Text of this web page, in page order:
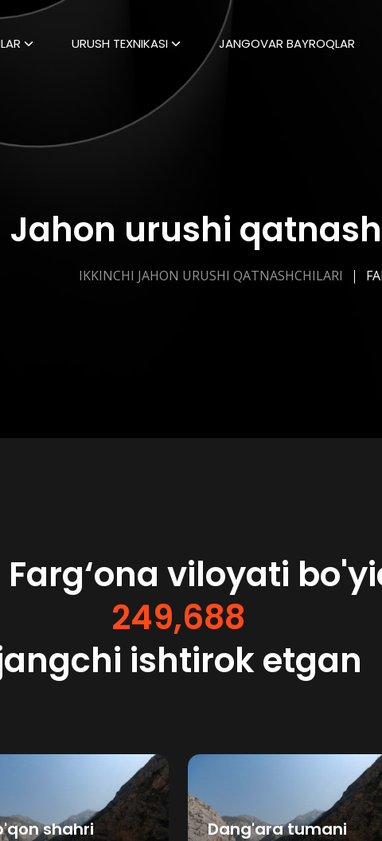
URUSH TEXNIKASI JANGOVAR BAYROQLAR
urushi
IKKINCHI JAHON URUSHI QATNASHCHILARI
viloyati
249,688
ishtirok etgan
shahri Dang'ara tumani